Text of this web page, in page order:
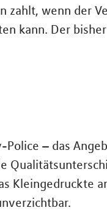
zahlt, wenn der
kann. Der
– das
Kleingedruckte